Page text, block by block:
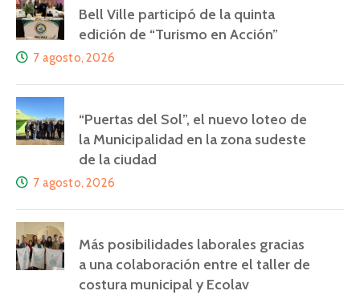
Bell Ville participó de la quinta
edición de “Turismo en Acción”
7 agosto, 2026
“Puertas del Sol”, el nuevo loteo de
la Municipalidad en la zona sudeste
de la ciudad
7 agosto, 2026
Más posibilidades laborales gracias
a una colaboración entre el taller de
costura municipal y Ecolav